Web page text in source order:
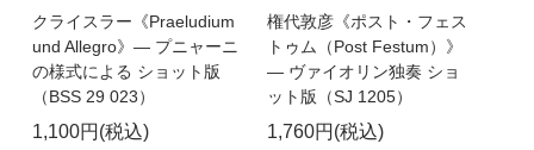
クライスラー《Praeludium
und Allegro》― プニャーニ
の様式による ショット版
（BSS 29 023）
1,100円(税込)
権代敦彦《ポスト・フェス
トゥム（Post Festum）》
― ヴァイオリン独奏 ショ
ット版（SJ 1205）
1,760円(税込)